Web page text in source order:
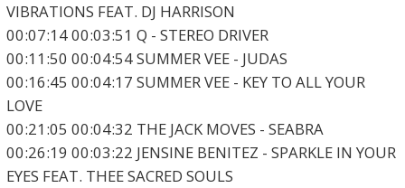
VIBRATIONS FEAT. DJ HARRISON
00:07:14 00:03:51 Q - STEREO DRIVER
00:11:50 00:04:54 SUMMER VEE - JUDAS
00:16:45 00:04:17 SUMMER VEE - KEY TO ALL YOUR
LOVE
00:21:05 00:04:32 THE JACK MOVES - SEABRA
00:26:19 00:03:22 JENSINE BENITEZ - SPARKLE IN YOUR
EYES FEAT. THEE SACRED SOULS